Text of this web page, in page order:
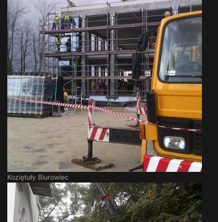
Koziętuły Biurowiec